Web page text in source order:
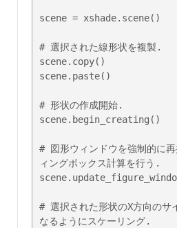
scene = xshade.scene()
# 選択された線形状を複製.
scene.copy()
scene.paste()
# 形状の作成開始.
scene.begin_creating()
# 図形ウィンドウを強制的に
ィングボックス計算を行う.
# 選択された形状のX方向のサ
なるようにスケーリング.